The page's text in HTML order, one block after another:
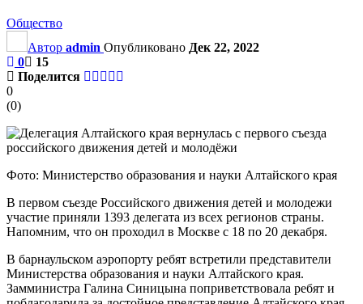
Общество
Автор admin Опубликовано Дек 22, 2022
0
15
Поделится
0
(0)
Фото: Министерство образования и науки Алтайского края
В первом съезде Российского движения детей и молодежи
участие приняли 1393 делегата из всех регионов страны.
Напомним, что он проходил в Москве с 18 по 20 декабря.
В барнаульском аэропорту ребят встретили представители
Министерства образования и науки Алтайского края.
Замминистра Галина Синицына поприветствовала ребят и